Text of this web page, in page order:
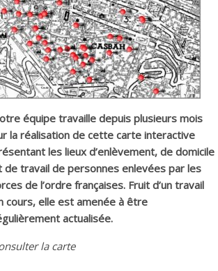
équipe travaille depuis plusieurs mois
la réalisation de cette carte interactive
les lieux d’enlèvement, de domicile
de travail de personnes enlevées par les
de l’ordre françaises. Fruit d’un travail
cours, elle est amenée à être
actualisée.
la carte